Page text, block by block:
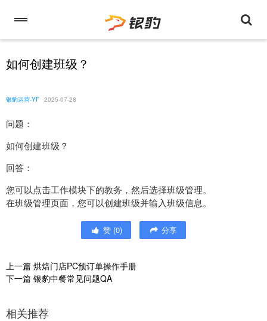
如何创建班级？
银豹运营-YF 2025-07-28
问题：
如何创建班级？
回答：
您可以点击工作模块下的教务，然后选择班级管理。
在班级管理页面，您可以创建班级并输入班级信息。
赞 (0) 分享
上一篇 烘焙门店PC预订单操作手册
下一篇 银豹中餐常见问题QA
相关推荐